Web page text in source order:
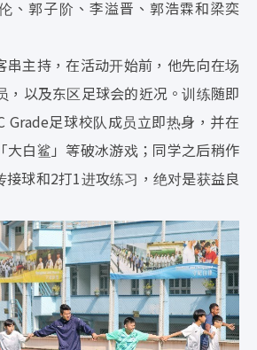
、郭子阶、李溢晋、郭浩霖和梁奕
串主持，在活动开始前，他先向在场
，以及东区足球会的近况。训练随即
Grade足球校队成员立即热身，并在
大白鲨」等破冰游戏；同学之后稍作
接球和2打1进攻练习，绝对是获益良